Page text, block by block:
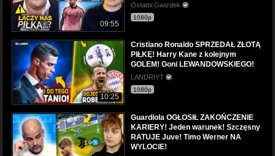
09:55
Ostatni Gwizdek
1080p
10:25
Cristiano Ronaldo SPRZEDAŁ ZŁOTĄ
PIŁKĘ! Harry Kane z kolejnym
GOLEM! Goni LEWANDOWSKIEGO!
LANDRIYT
1080p
Guardiola OGŁOSIŁ ZAKOŃCZENIE
KARIERY! Jeden warunek! Szczęsny
RATUJE Juve! Timo Werner NA
WYLOCIE!